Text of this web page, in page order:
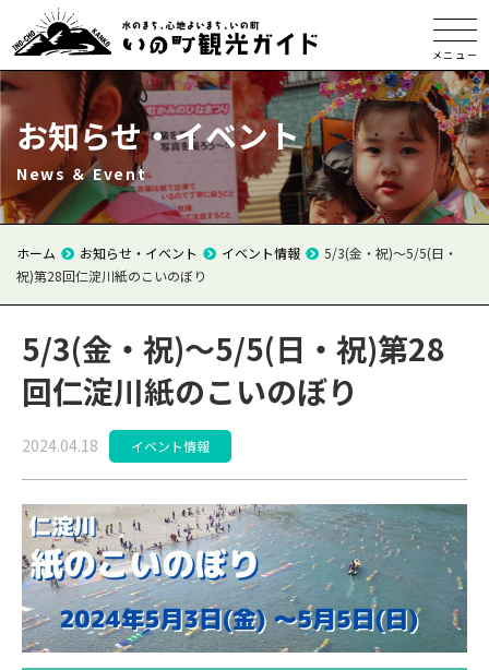
メニュー
お知らせ・イベント
News ＆ Event
ホーム お知らせ・イベント イベント情報
5/3(金・祝)～5/5(日・
祝)第28回仁淀川紙のこいのぼり
5/3(金・祝)～5/5(日・祝)第28
回仁淀川紙のこいのぼり
2024.04.18 イベント情報